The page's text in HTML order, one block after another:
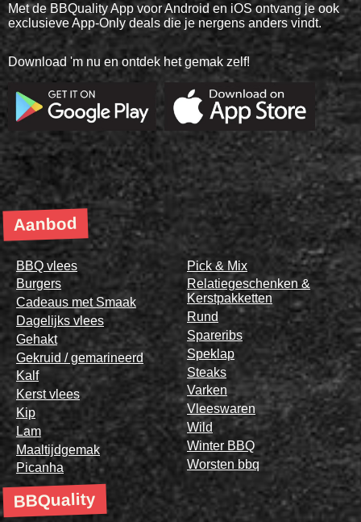
Met de BBQuality App voor Android en iOS ontvang je ook
exclusieve App-Only deals die je nergens anders vindt.
Download 'm nu en ontdek het gemak zelf!
Aanbod
BBQ vlees
Burgers
Cadeaus met Smaak
Dagelijks vlees
Gehakt
Gekruid / gemarineerd
Kalf
Kerst vlees
Kip
Lam
Maaltijdgemak
Picanha
Pick & Mix
Relatiegeschenken &
Kerstpakketten
Rund
Spareribs
Speklap
Steaks
Varken
Vleeswaren
Wild
Winter BBQ
Worsten bbq
BBQuality